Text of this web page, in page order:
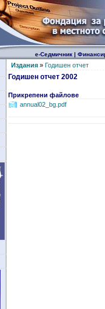
е-Седмичник|
Издания» Годишен отчет
Годишен отчет 2002
Прикрепени файлове
annual02_bg.pdf